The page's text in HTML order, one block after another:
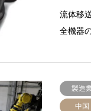
流体移
全機器
製造
中国